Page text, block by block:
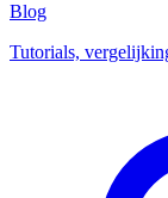
Blog
Tutorials,